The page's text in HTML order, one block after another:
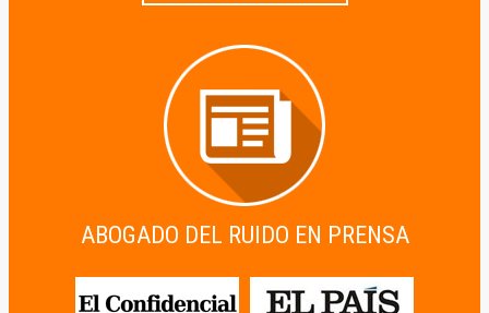
ABOGADO DEL RUIDO EN PRENSA